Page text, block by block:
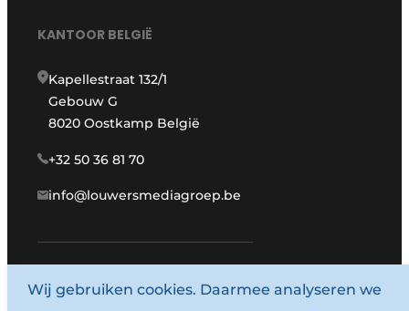
KANTOOR BELGIË
Kapellestraat 132/1
Gebouw G
8020 Oostkamp België
+32 50 36 81 70
info@louwersmediagroep.be
www.louwersmediagroep.com
Wij gebruiken cookies. Daarmee analyseren we